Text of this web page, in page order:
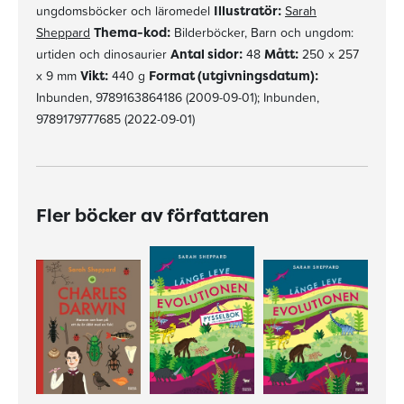
ungdomsböcker och läromedel Illustratör: Sarah
Sheppard Thema-kod: Bilderböcker, Barn och ungdom:
urtiden och dinosaurier Antal sidor: 48 Mått: 250 x 257
x 9 mm Vikt: 440 g Format (utgivningsdatum):
Inbunden, 9789163864186 (2009-09-01); Inbunden,
9789179777685 (2022-09-01)
Fler böcker av författaren